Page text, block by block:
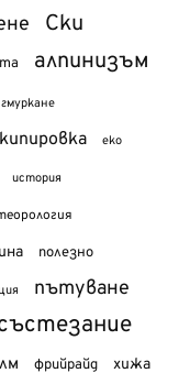
Ски
алпинизъм
гмуркане
еко
история
полезно
пътуване
фрийрайд хижа